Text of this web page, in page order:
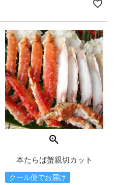
本たらば蟹親切カット
クール便でお届け